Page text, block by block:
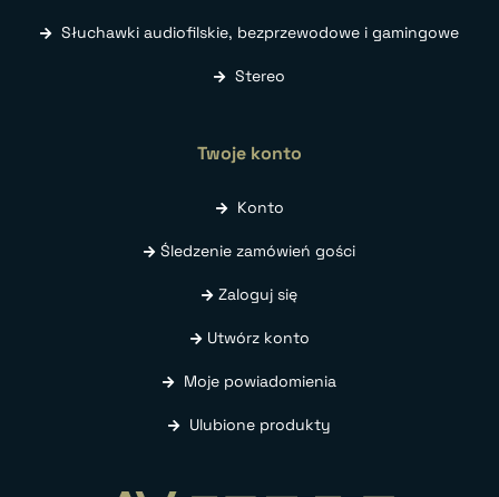
Słuchawki audiofilskie, bezprzewodowe i gamingowe
Stereo
Twoje konto
Konto
Śledzenie zamówień gości
Zaloguj się
Utwórz konto
Moje powiadomienia
Ulubione produkty